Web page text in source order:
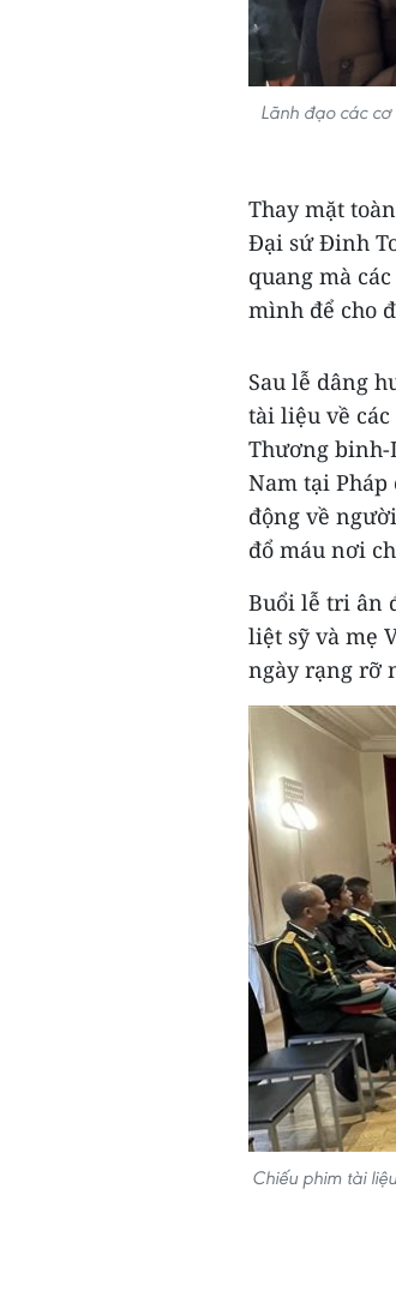
Lãnh đạo các
Thay mặt
Đại sứ Đinh
quang mà
mình để cho
Sau lễ dâng
tài liệu về
Thương binh-
Nam tại
động về
đổ máu nơi
Buổi lễ tri ân
liệt sỹ và mẹ
ngày rạng rỡ
Chiếu phim tài